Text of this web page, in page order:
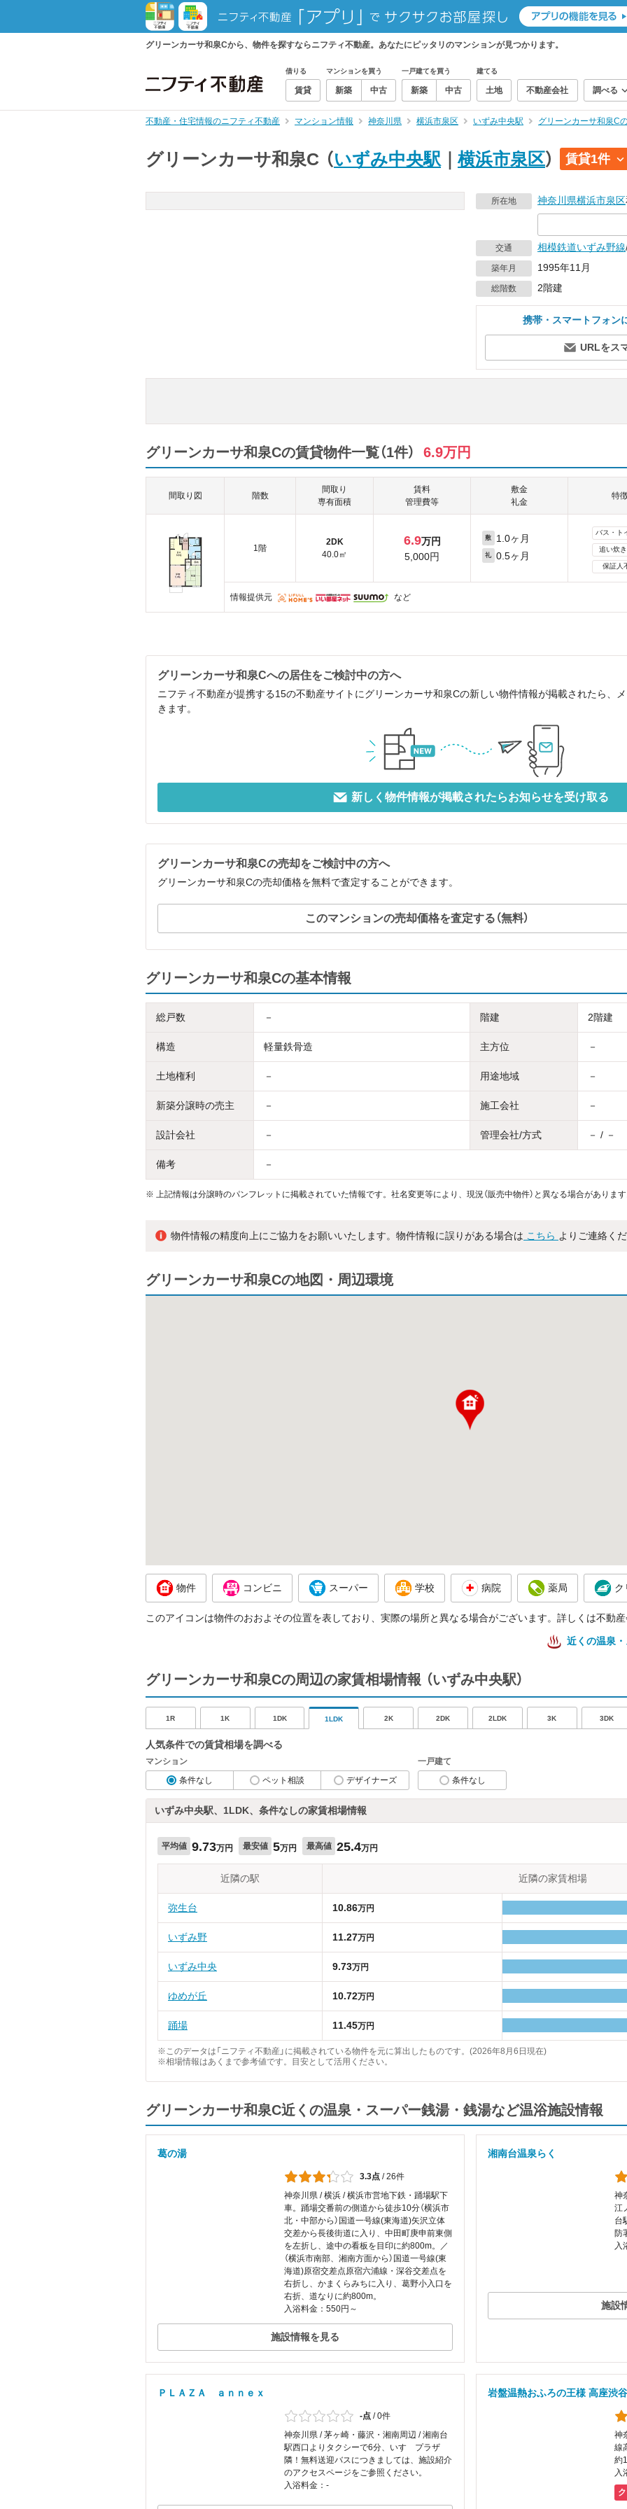
グリーンカーサ和泉Cから、物件を探すならニフティ不動産。あなたにピッタリのマンションが見つかります。
借りる
賃貸
マンションを買う
新築 中古
一戸建てを買う
新築 中古
建てる
土地 不動産会社 調べる
不動産・住宅情報のニフティ不動産 マンション情報 神奈川県 横浜市泉区 いずみ中央駅 グリーンカーサ和泉C
グリーンカーサ和泉C （いずみ中央駅 横浜市泉区） 賃貸1件
所在地 神奈川県横浜市泉区
交通 相模鉄道いずみ野線
築年月 1995年11月
総階数 2階建
携帯・スマートフォン
URLをス
グリーンカーサ和泉Cの賃貸物件一覧（1件） 6.9万円
間取り図 階数
間取り
専有面積
賃料
管理費等
敷金
礼金
特
1階
2DK
40.0㎡
6.9万円
5,000円
敷 1.0ヶ月
礼 0.5ヶ月
バス・ト
追い炊
保証人
情報提供元 など
グリーンカーサ和泉Cへの居住をご検討中の方へ
ニフティ不動産が提携する15の不動産サイトにグリーンカーサ和泉Cの新しい物件情報が掲載されたら、
きます。
新しく物件情報が掲載されたらお知らせを受け取る
グリーンカーサ和泉Cの売却をご検討中の方へ
グリーンカーサ和泉Cの売却価格を無料で査定することができます。
このマンションの売却価格を査定する（無料）
グリーンカーサ和泉Cの基本情報
総戸数 － 階建 2階建
構造 軽量鉄骨造 主方位 －
土地権利 － 用途地域 －
新築分譲時の売主 － 施工会社 －
設計会社 － 管理会社/方式 － / －
備考 －
※ 上記情報は分譲時のパンフレットに掲載されていた情報です。社名変更等により、現況（販売中物件）と異なる場合があります
物件情報の精度向上にご協力をお願いいたします。物件情報に誤りがある場合は こちら よりご連絡くだ
グリーンカーサ和泉Cの地図・周辺環境
物件 コンビニ スーパー 学校 病院 薬局 ク
このアイコンは物件のおおよその位置を表しており、実際の場所と異なる場合がございます。詳しくは不動産
近くの温泉
グリーンカーサ和泉Cの周辺の家賃相場情報 （いずみ中央駅）
1R 1K 1DK 1LDK 2K 2DK 2LDK 3K 3DK
人気条件での賃貸相場を調べる
マンション
条件なし
ペット相談 デザイナーズ
一戸建て
条件なし
いずみ中央駅、1LDK、条件なしの家賃相場情報
平均値 9.73万円 最安値 5万円 最高値 25.4万円
近隣の駅 近隣の家賃相場
弥生台 10.86万円
いずみ野 11.27万円
いずみ中央 9.73万円
ゆめが丘 10.72万円
踊場 11.45万円
※このデータは「ニフティ不動産」に掲載されている物件を元に算出したものです。(2026年8月6日現在)
※相場情報はあくまで参考値です。目安として活用ください。
グリーンカーサ和泉C近くの温泉・スーパー銭湯・銭湯など温浴施設情報
葛の湯
3.3点 /26件
神奈川県 / 横浜 / 横浜市営地下鉄・踊場駅下
車。踊場交番前の側道から徒歩10分（横浜市
北・中部から）国道一号線(東海道)矢沢立体
交差から長後街道に入り、中田町庚申前東側
を左折し、途中の看板を目印に約800m。／
（横浜市南部、湘南方面から）国道一号線(東
海道)原宿交差点原宿六浦線・深谷交差点を
右折し、かまくらみちに入り、葛野小入口を
右折、道なりに約800m。
入浴料金：550円～
施設情報を見る
湘南台温泉らく
神
江
台
防
入
施設
ＰＬＡＺＡ ａｎｎｅｘ
-点 /0件
神奈川県 / 茅ヶ崎・藤沢・湘南周辺 / 湘南台
駅西口よりタクシーで6分、いすゞプラザ
隣！無料送迎バスにつきましては、施設紹介
のアクセスページをご参照ください。
入浴料金：-
岩盤温熱おふろの王様 高座渋
神
線
約
入